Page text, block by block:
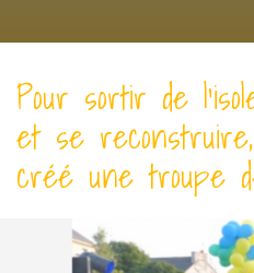
Pour sortir de
et se
créé une troupe